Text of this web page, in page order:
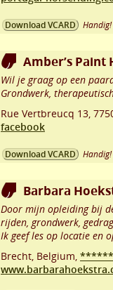
Download VCARD
Amber’s Paint
Wil je graag op een
Grondwerk,
Rue Vertbreucq 13,
facebook
Download VCARD
Barbara
Door mijn opleiding bij
rijden, grondwerk,
Ik geef les op locatie en
Brecht, Belgium,